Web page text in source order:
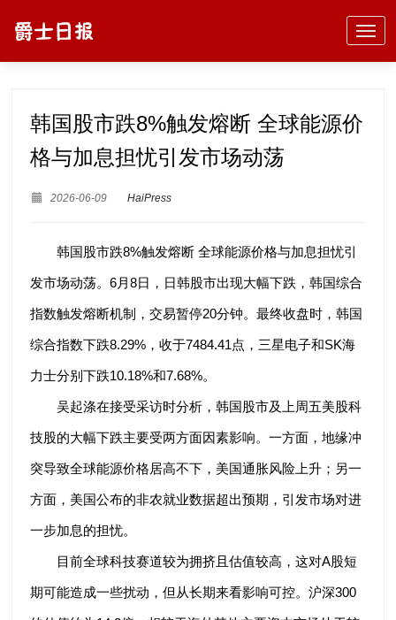
韩国股市跌8%触发熔断 全球能源价
格与加息担忧引发市场动荡
2026-06-09 HaiPress
韩国股市跌8%触发熔断 全球能源价格与加息担忧引
发市场动荡。6月8日，日韩股市出现大幅下跌，韩国综合
指数触发熔断机制，交易暂停20分钟。最终收盘时，韩国
综合指数下跌8.29%，收于7484.41点，三星电子和SK海
力士分别下跌10.18%和7.68%。
吴起涤在接受采访时分析，韩国股市及上周五美股科
技股的大幅下跌主要受两方面因素影响。一方面，地缘冲
突导致全球能源价格居高不下，美国通胀风险上升；另一
方面，美国公布的非农就业数据超出预期，引发市场对进
一步加息的担忧。
目前全球科技赛道较为拥挤且估值较高，这对A股短
期可能造成一些扰动，但从长期来看影响可控。沪深300